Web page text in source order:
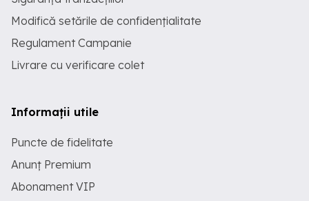
Modifică setările de confidențialitate
Regulament Campanie
Livrare cu verificare colet
Informații utile
Puncte de fidelitate
Anunț Premium
Abonament VIP